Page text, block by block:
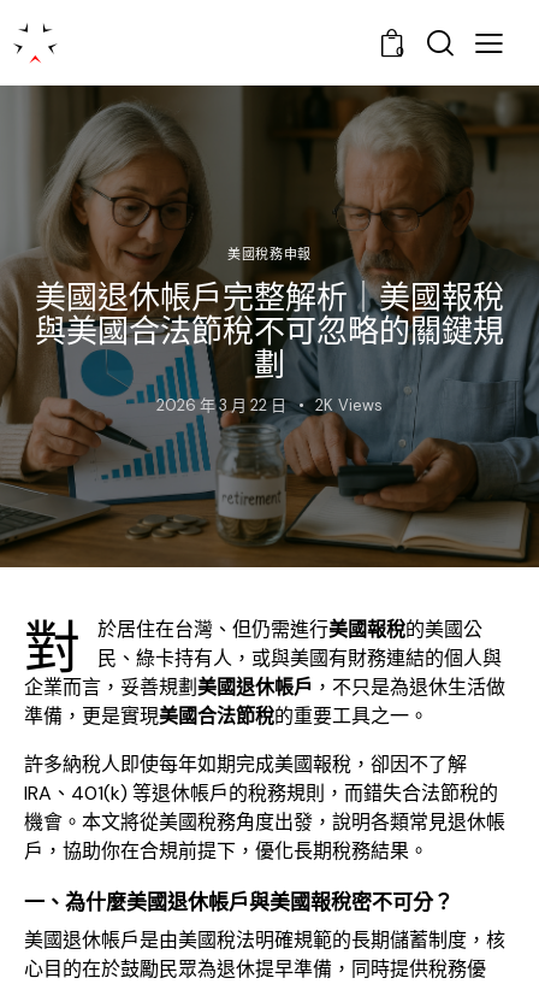
0
美國稅務申報
美國退休帳戶完整解析｜美國報稅
與美國合法節稅不可忽略的關鍵規
劃
2026 年 3 月 22 日 2K Views
對 於居住在台灣、但仍需進行美國報稅的美國公
民、綠卡持有人，或與美國有財務連結的個人與
企業而言，妥善規劃美國退休帳戶 ，不只是為退休生活做
準備，更是實現美國合法節稅的重要工具之一。
許多納稅人即使每年如期完成美國報稅，卻因不了解
IRA、401(k) 等退休帳戶的稅務規則，而錯失合法節稅的
機會。本文將從美國稅務角度出發，說明各類常見退休帳
戶，協助你在合規前提下，優化長期稅務結果。
一、為什麼美國退休帳戶與美國報稅密不可分？
美國退休帳戶是由美國稅法明確規範的長期儲蓄制度，核
心目的在於鼓勵民眾為退休提早準備，同時提供稅務優